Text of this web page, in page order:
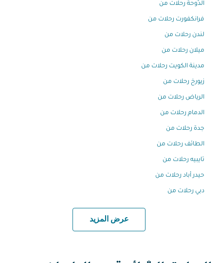
الدّوحة رحلات من
فرانكفورت رحلات من
لندن رحلات من
ميلان رحلات من
مدينة الكويت رحلات من
زيورخ رحلات من
الرياض رحلات من
الدمام رحلات من
جدة رحلات من
الطائف رحلات من
تايبيه رحلات من
حيدر أباد رحلات من
دبي رحلات من
عرض المزيد